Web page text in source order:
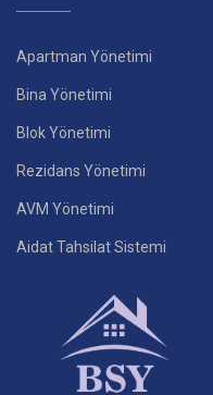
Apartman Yönetimi
Bina Yönetimi
Blok Yönetimi
Rezidans Yönetimi
AVM Yönetimi
Aidat Tahsilat Sistemi